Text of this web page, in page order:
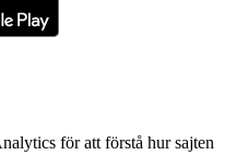
för att förstå hur sajten